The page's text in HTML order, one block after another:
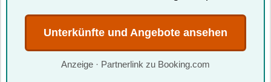
Unterkünfte und Angebote ansehen
Anzeige · Partnerlink zu Booking.com